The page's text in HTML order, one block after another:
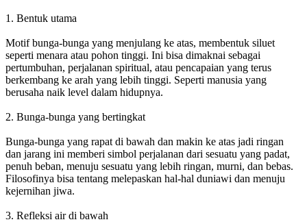
1. Bentuk utama
Motif bunga-bunga yang menjulang ke atas, membentuk siluet
seperti menara atau pohon tinggi. Ini bisa dimaknai sebagai
pertumbuhan, perjalanan spiritual, atau pencapaian yang terus
berkembang ke arah yang lebih tinggi. Seperti manusia yang
berusaha naik level dalam hidupnya.
2. Bunga-bunga yang bertingkat
Bunga-bunga yang rapat di bawah dan makin ke atas jadi ringan
dan jarang ini memberi simbol perjalanan dari sesuatu yang padat,
penuh beban, menuju sesuatu yang lebih ringan, murni, dan bebas.
Filosofinya bisa tentang melepaskan hal-hal duniawi dan menuju
kejernihan jiwa.
3. Refleksi air di bawah